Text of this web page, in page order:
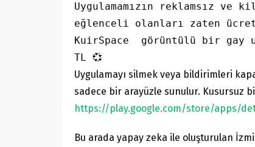
Uygulamamızın reklamsız
eğlenceli olanları zaten
KuirSpace  görüntülü bir
TL 💞
Uygulamayı silmek veya bildirimleri
sadece bir arayüzle sunulur. Kusursuz
https://play.google.com/store/apps/
Bu arada yapay zeka ile oluşturulan